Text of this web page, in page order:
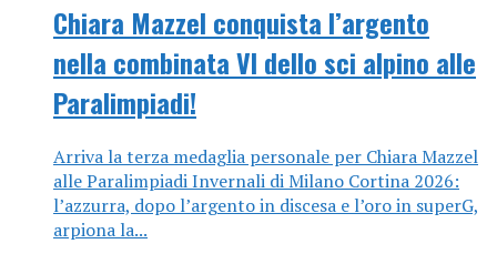
Chiara Mazzel conquista l’argento
nella combinata VI dello sci alpino alle
Paralimpiadi!
Arriva la terza medaglia personale per Chiara Mazzel
alle Paralimpiadi Invernali di Milano Cortina 2026:
l’azzurra, dopo l’argento in discesa e l’oro in superG,
arpiona la...